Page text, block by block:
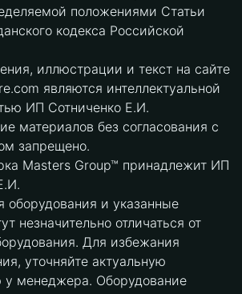
положениями Статьи
кодекса Российской
иллюстрации и текст на сайте
являются интеллектуальной
ИП Сотниченко Е.И.
материалов без согласования с
запрещено.
Masters Group™ принадлежит ИП
оборудования и указанные
незначительно отличаться от
Для избежания
уточняйте актуальную
менеджера. Оборудование